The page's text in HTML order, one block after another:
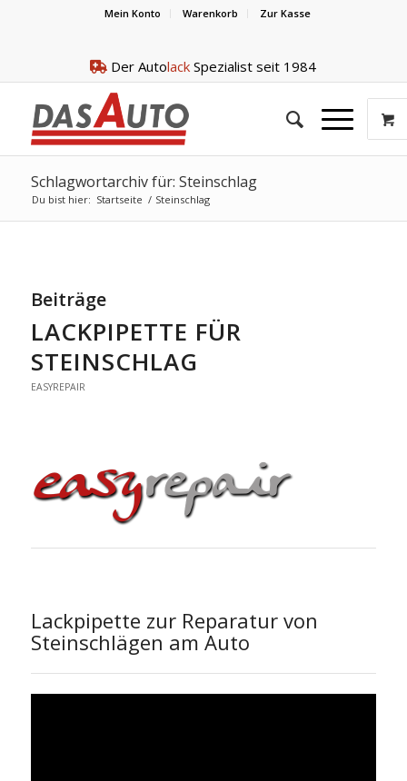
Mein Konto Warenkorb Zur Kasse
Der Autolack Spezialist seit 1984
Schlagwortarchiv für: Steinschlag
Du bist hier: Startseite / Steinschlag
Beiträge
LACKPIPETTE FÜR
STEINSCHLAG
EASYREPAIR
Lackpipette zur Reparatur von
Steinschlägen am Auto